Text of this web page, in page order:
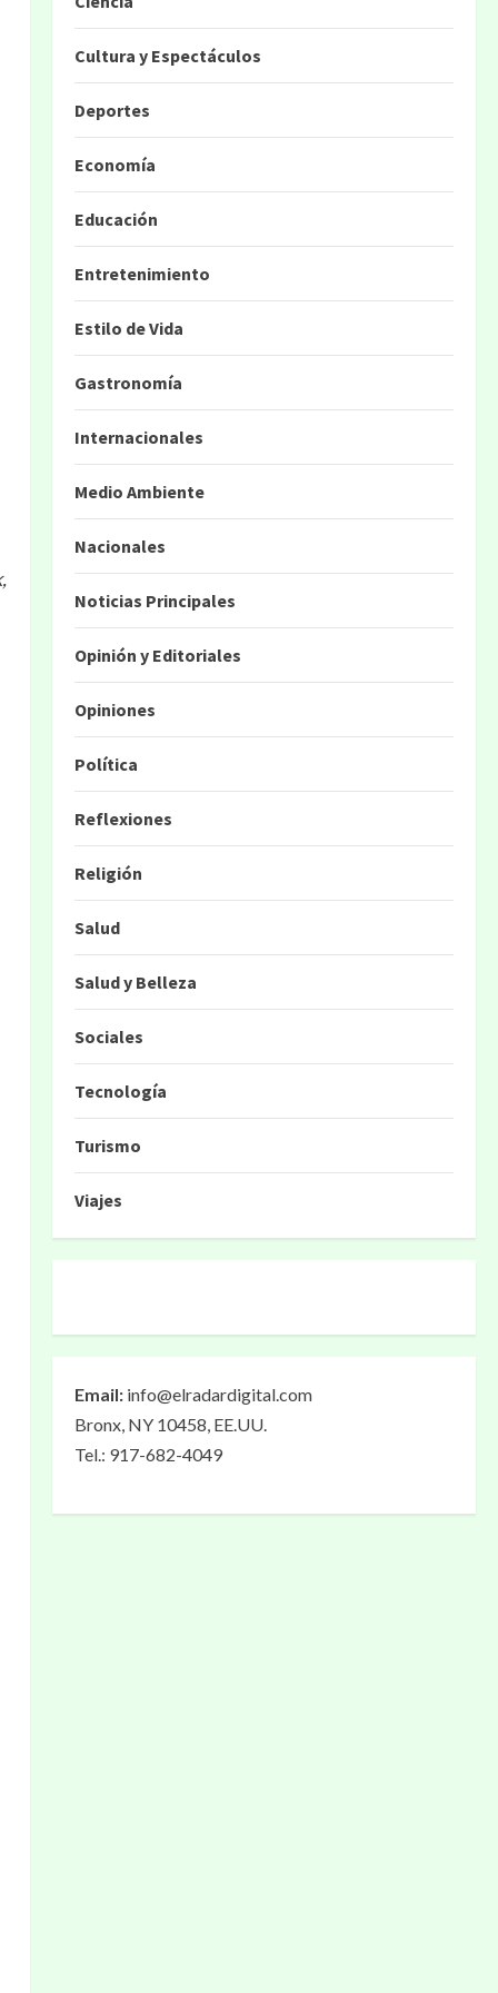
Cultura y Espectáculos
Deportes
Economía
Educación
Entretenimiento
Estilo de Vida
Gastronomía
Internacionales
Medio Ambiente
Nacionales
Noticias Principales
Opinión y Editoriales
Opiniones
Política
Reflexiones
Religión
Salud
Salud y Belleza
Sociales
Tecnología
Turismo
Viajes
Email: info@elradardigital.com
Bronx, NY 10458, EE.UU.
Tel.: 917-682-4049